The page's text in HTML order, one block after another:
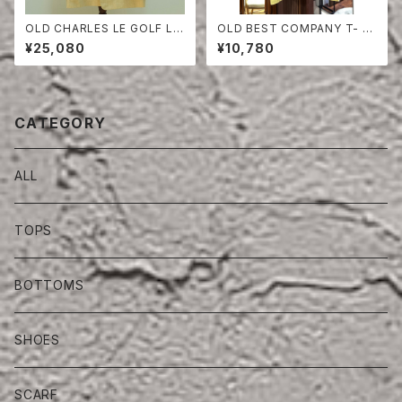
OLD CHARLES LE GOLF LI
NEN HERRINGBONE TAILO
RED JACKET
¥25,080
OLD BEST COMPANY T- S
HIRT
¥10,780
CATEGORY
ALL
TOPS
BOTTOMS
SHOES
SCARF